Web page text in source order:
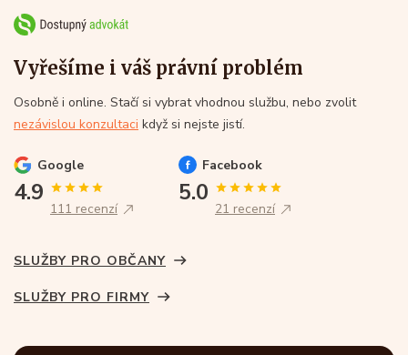
Vyřešíme i váš právní problém
Osobně i online. Stačí si vybrat vhodnou službu, nebo zvolit
nezávislou konzultaci když si nejste jistí.
Google
4.9
111 recenzí
Facebook
5.0
21 recenzí
SLUŽBY PRO OBČANY
SLUŽBY PRO FIRMY